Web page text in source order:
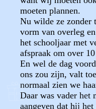
moeten plannen.
Nu wilde ze zonder
vorm van overleg
het schooljaar met
afspraak om over
En wel de dag
ons zou zijn, valt
normaal zien we
Daar was vader het
aangeven dat hij